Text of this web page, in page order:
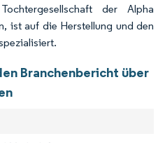
der Alpha
ist auf die Herstellung und den
Branchenbericht über